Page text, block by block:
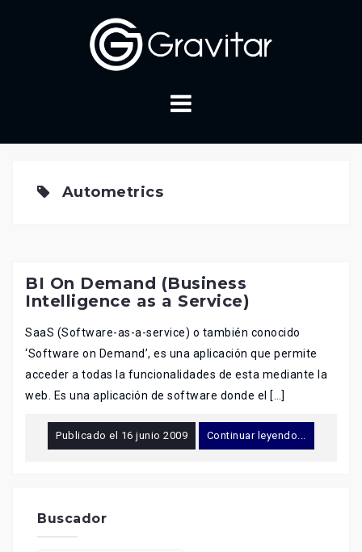
Autometrics
BI On Demand (Business
Intelligence as a Service)
SaaS (Software-as-a-service) o también conocido
‘Software on Demand’, es una aplicación que permite
acceder a todas la funcionalidades de esta mediante la
web. Es una aplicación de software donde el […]
Publicado el 16 junio 2009 Continuar leyendo...
Buscador